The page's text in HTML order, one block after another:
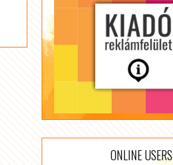
ONLINE USERS